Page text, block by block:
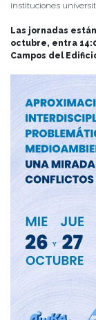
instituciones
Las jornadas
octubre, entra
Campos del